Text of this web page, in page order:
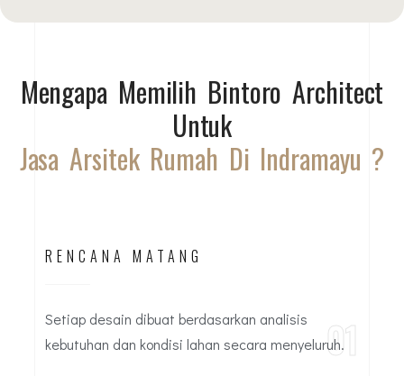
Mengapa Memilih Bintoro Architect
Untuk
Jasa Arsitek Rumah Di Indramayu ?
RENCANA MATANG
Setiap desain dibuat berdasarkan analisis
kebutuhan dan kondisi lahan secara menyeluruh.
01